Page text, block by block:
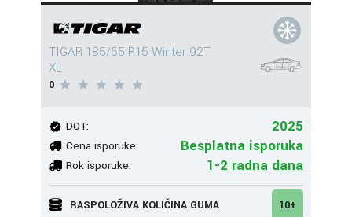
TIGAR 185/65 R15 Winter 92T
XL
0
DOT: 2025
Cena isporuke: Besplatna isporuka
Rok isporuke: 1-2 radna dana
RASPOLOŽIVA KOLIČINA GUMA 10+